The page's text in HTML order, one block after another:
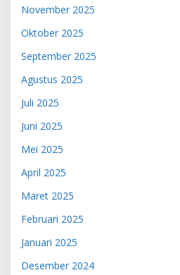
November 2025
Oktober 2025
September 2025
Agustus 2025
Juli 2025
Juni 2025
Mei 2025
April 2025
Maret 2025
Februari 2025
Januari 2025
Desember 2024